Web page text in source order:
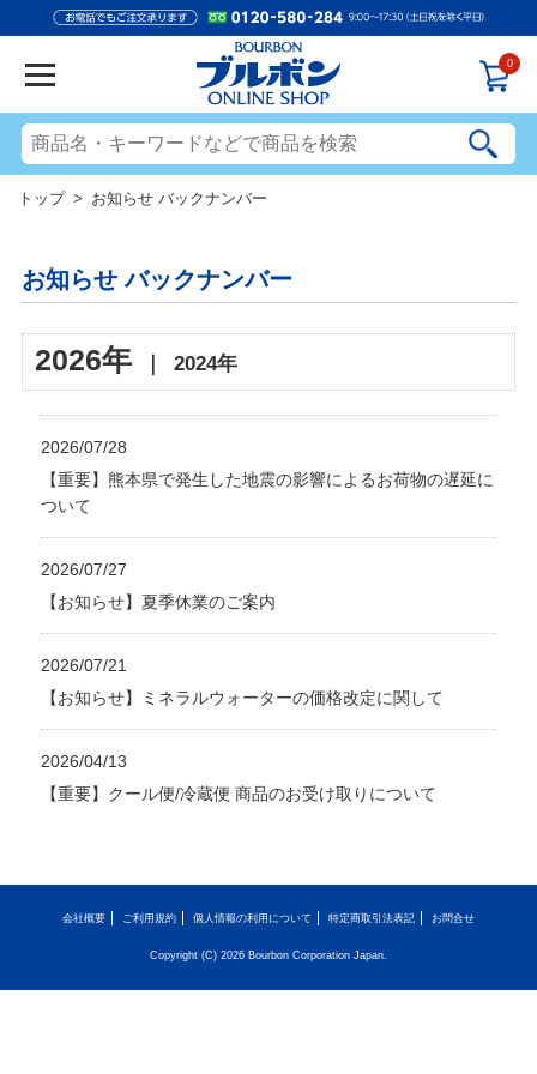
0
トップ> お知らせ バックナンバー
お知らせ バックナンバー
2026年｜ 2024年
2026/07/28
【重要】熊本県で発生した地震の影響によるお荷物の遅延に
ついて
2026/07/27
【お知らせ】夏季休業のご案内
2026/07/21
【お知らせ】ミネラルウォーターの価格改定に関して
2026/04/13
【重要】クール便/冷蔵便 商品のお受け取りについて
会社概要 ご利用規約 個人情報の利用について 特定商取引法表記 お問合せ
Copyright (C) 2026 Bourbon Corporation Japan.